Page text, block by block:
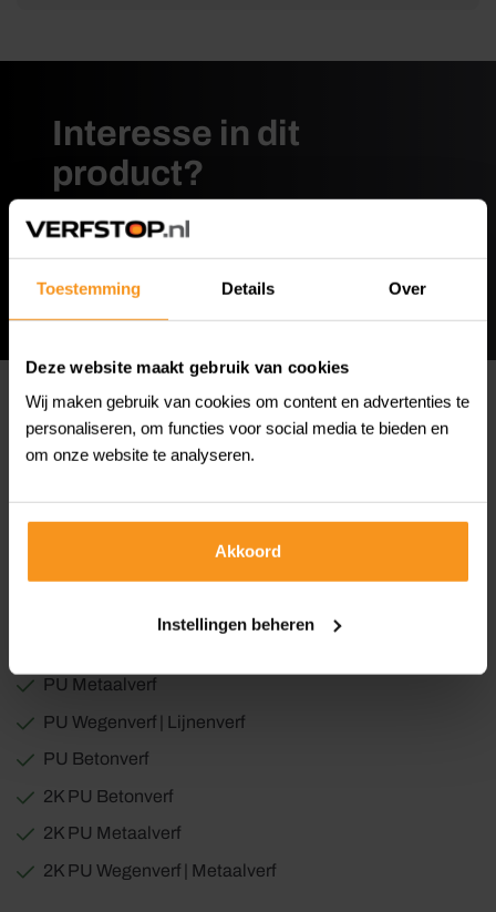
Toestemming Details Over
Deze website maakt gebruik van cookies
Wij maken gebruik van cookies om content en advertenties te
personaliseren, om functies voor social media te bieden en
om onze website te analyseren.
Akkoord
Instellingen beheren
Interesse in dit
product?
Vraag een offerte aan.
Offerte aanvragen
Omschrijving
Daarnaast kan de PU Thinner gebruikt worden voor het
Geschikt voor het verdunnen van de volgende producten;
PU Metaalverf
PU Wegenverf | Lijnenverf
PU Betonverf
2K PU Betonverf
2K PU Metaalverf
2K PU Wegenverf | Metaalverf